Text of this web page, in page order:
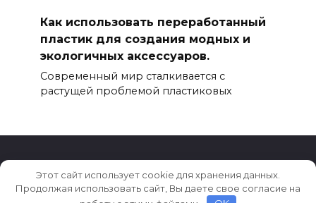
Как использовать переработанный
пластик для создания модных и
экологичных аксессуаров.
Современный мир сталкивается с
растущей проблемой пластиковых
© 2026 Новости моды, красоты и стиля
Этот сайт использует cookie для хранения данных.
Продолжая использовать сайт, Вы даете свое согласие на